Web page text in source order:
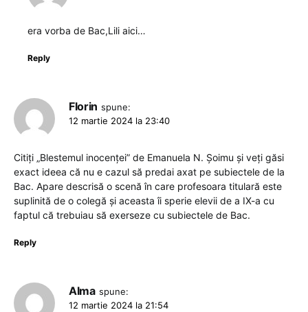
era vorba de Bac,Lili aici…
Reply
Florin spune:
12 martie 2024 la 23:40
Citiți „Blestemul inocenței” de Emanuela N. Șoimu și veți găsi
exact ideea că nu e cazul să predai axat pe subiectele de la
Bac. Apare descrisă o scenă în care profesoara titulară este
suplinită de o colegă și aceasta îi sperie elevii de a IX-a cu
faptul că trebuiau să exerseze cu subiectele de Bac.
Reply
Alma spune:
12 martie 2024 la 21:54